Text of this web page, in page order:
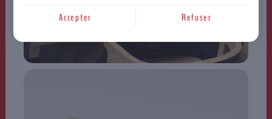
Accepter
Refuser